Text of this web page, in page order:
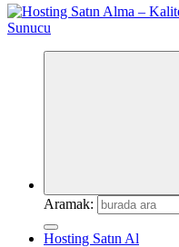
Aramak:
Hosting Satın Al